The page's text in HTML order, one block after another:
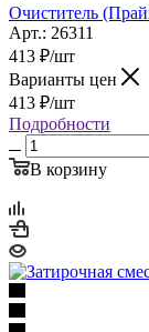
Очиститель
Арт.: 26311
413 ₽/шт
Варианты цен
413 ₽/шт
Подробности
В корзину